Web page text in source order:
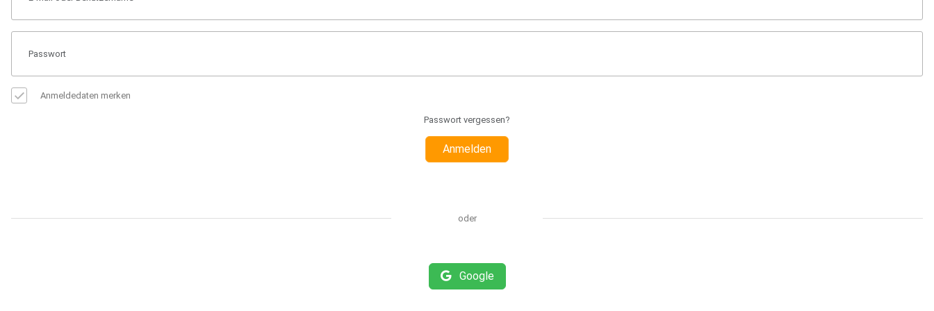
Anmeldedaten merken
Passwort vergessen?
Anmelden
oder
Google